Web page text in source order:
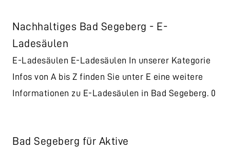
Nachhaltiges Bad Segeberg - E-
Ladesäulen
E-Ladesäulen E-Ladesäulen In unserer Kategorie
Infos von A bis Z finden Sie unter E eine weitere
Informationen zu E-Ladesäulen in Bad Segeberg. 0
Bad Segeberg für Aktive